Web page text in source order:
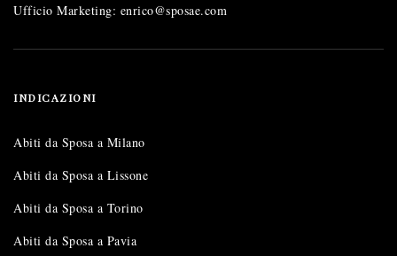
Ufficio Marketing: enrico@sposae.com
INDICAZIONI
Abiti da Sposa a Milano
Abiti da Sposa a Lissone
Abiti da Sposa a Torino
Abiti da Sposa a Pavia